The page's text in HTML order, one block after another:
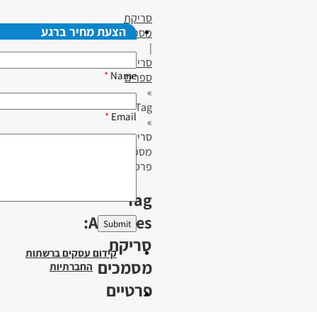
סריקת
מסמכים
|
סריקת
ספרים
»
Tag
»
סריקת
מסמכים
פרטיים
Tag
Archives:
סריקת
מסמכים
פרטיים
הצעת מחיר ברגע
Name
*
Email
*
קידום עסקים ברשתות
החברתיות